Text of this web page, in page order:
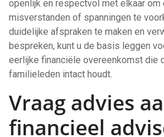
openlijk en respectvol met elkaar om
misverstanden of spanningen te
duidelijke afspraken te maken en
bespreken, kunt u de basis leggen
eerlijke financiële overeenkomst die
familieleden intact houdt.
Vraag advies
financieel